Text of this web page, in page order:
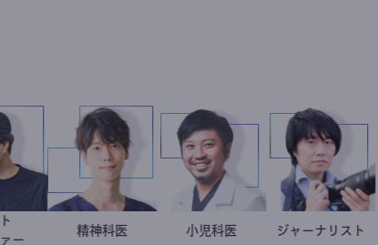
グラファー
藤野智哉
精神科医 今西洋介
小児科医 志葉
ジャーナ